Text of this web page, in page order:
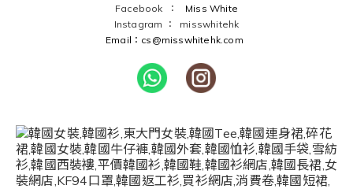
Facebook ： Miss White
Instagram ： misswhitehk
Email：cs@misswhitehk.com